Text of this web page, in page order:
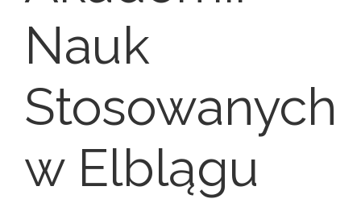
Nauk
Stosowanych
w Elblągu